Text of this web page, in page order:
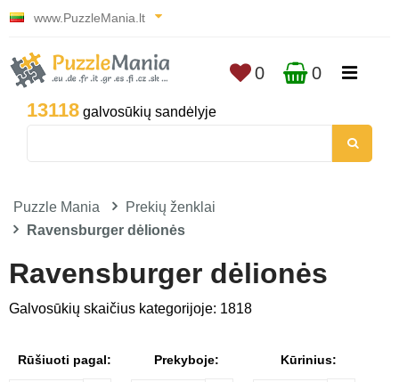
www.PuzzleMania.lt
13118 galvosūkių sandėlyje
0 0
Puzzle Mania
Prekių ženklai
Ravensburger dėlionės
Ravensburger dėlionės
Galvosūkių skaičius kategorijoje: 1818
Rūšiuoti pagal: Prekyboje: Kūrinius: